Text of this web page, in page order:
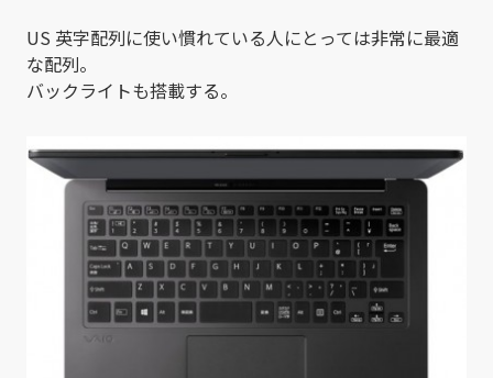
US 英字配列に使い慣れている人にとっては非常に最適
な配列。
バックライトも搭載する。